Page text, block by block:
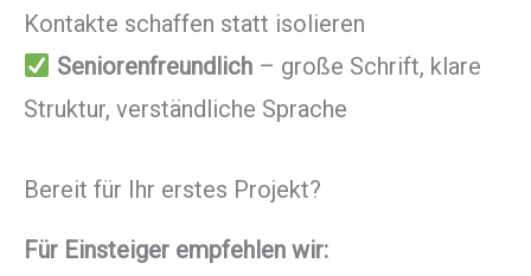
Kontakte schaffen statt isolieren
Seniorenfreundlich– große Schrift, klare
Struktur, verständliche Sprache
Bereit für Ihr erstes Projekt?
Für Einsteiger empfehlen wir: